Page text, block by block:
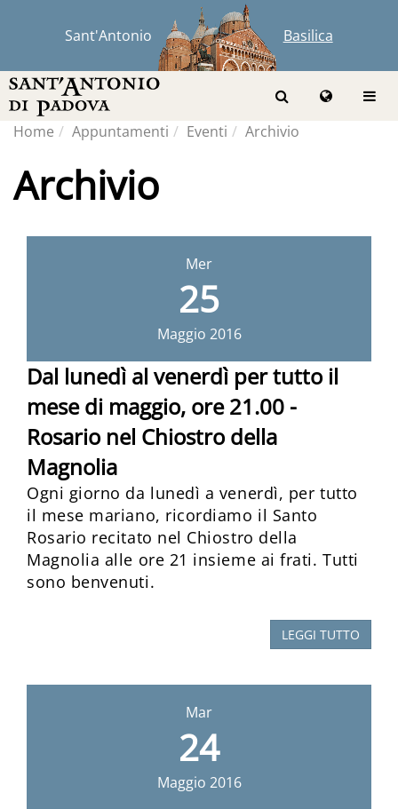
Sant'Antonio Basilica
Home Appuntamenti Eventi Archivio
Archivio
Mer
25
Maggio 2016
Dal lunedì al venerdì per tutto il
mese di maggio, ore 21.00 -
Rosario nel Chiostro della
Magnolia
Ogni giorno da lunedì a venerdì, per tutto
il mese mariano, ricordiamo il Santo
Rosario recitato nel Chiostro della
Magnolia alle ore 21 insieme ai frati. Tutti
sono benvenuti.
LEGGI TUTTO
Mar
24
Maggio 2016